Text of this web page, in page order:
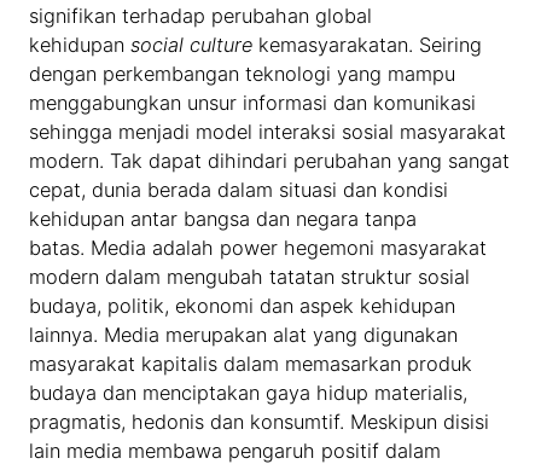
signifikan terhadap perubahan global
kehidupansocial culture kemasyarakatan. Seiring
dengan perkembangan teknologi yang mampu
menggabungkan unsur informasi dan komunikasi
sehingga menjadi model interaksi sosial masyarakat
modern. Tak dapat dihindari perubahan yang sangat
cepat, dunia berada dalam situasi dan kondisi
kehidupan antar bangsa dan negara tanpa
batas. Media adalah power hegemoni masyarakat
modern dalam mengubah tatatan struktur sosial
budaya, politik, ekonomi dan aspek kehidupan
lainnya. Media merupakan alat yang digunakan
masyarakat kapitalis dalam memasarkan produk
budaya dan menciptakan gaya hidup materialis,
pragmatis, hedonis dan konsumtif. Meskipun disisi
lain media membawa pengaruh positif dalam